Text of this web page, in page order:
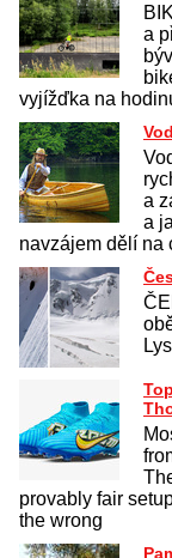
a
vyjížďka na
a
a
navzájem dělí na
provably fair
the wrong